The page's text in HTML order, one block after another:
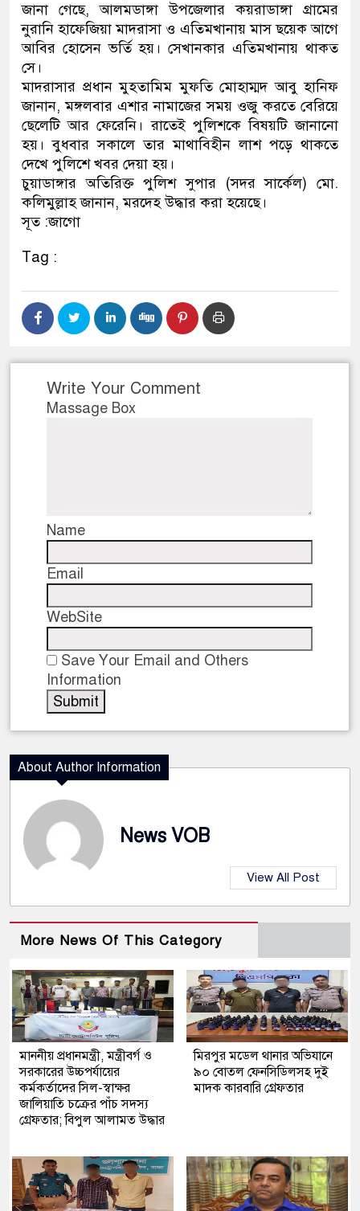
যে ভাবে ডেভিড ইমনের কাছে
‘আজহার খান’
অবৈধ বিদেশি পিস্তল, ম্যাগাজিন
জড়িত কিশোর গ্যাংয়ের চার শিশু আটক
ডাকাতির প্রস্তুতিকালে দুইজনকে
থানা পুলিশ
জানা গেছে, আলমডাঙ্গা উপজেলার কয়রাডাঙ্গা গ্রামের
নুরানি হাফেজিয়া মাদরাসা ও এতিমখানায় মাস ছয়েক আগে
আবির হোসেন ভর্তি হয়। সেখানকার এতিমখানায় থাকত
সে।
মাদরাসার প্রধান মুহতামিম মুফতি মোহাম্মদ আবু হানিফ
জানান, মঙ্গলবার এশার নামাজের সময় ওজু করতে বেরিয়ে
ছেলেটি আর ফেরেনি। রাতেই পুলিশকে বিষয়টি জানানো
হয়। বুধবার সকালে তার মাথাবিহীন লাশ পড়ে থাকতে
দেখে পুলিশে খবর দেয়া হয়।
চুয়াডাঙ্গার অতিরিক্ত পুলিশ সুপার (সদর সার্কেল) মো.
কলিমুল্লাহ জানান, মরদেহ উদ্ধার করা হয়েছে।
সূত :জাগো
Tag :
Write Your Comment
Massage Box
Name
Email
WebSite
Save Your Email and Others
Information
About Author Information
News VOB
View All Post
More News Of This Category
মাননীয় প্রধানমন্ত্রী, মন্ত্রীবর্গ ও
সরকারের উচ্চপর্যায়ের
কর্মকর্তাদের সিল-স্বাক্ষর
জালিয়াতি চক্রের পাঁচ সদস্য
গ্রেফতার; বিপুল আলামত উদ্ধার
মিরপুর মডেল থানার অভিযানে
৯০ বোতল ফেনসিডিলসহ দুই
মাদক কারবারি গ্রেফতার